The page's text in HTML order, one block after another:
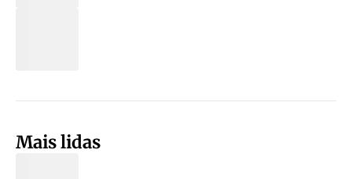
Mais lidas